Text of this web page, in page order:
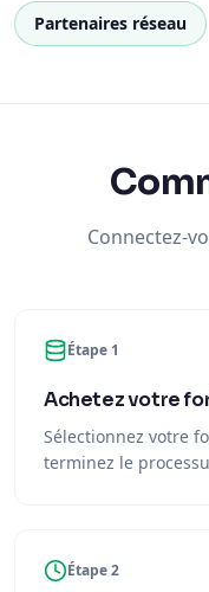
Partenaires réseau
Connectez-
Étape 1
Achetez votre
Sélectionnez votre
terminez le
Étape 2